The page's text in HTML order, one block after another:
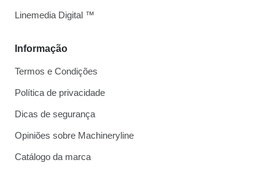
Informação
Termos e Condições
Política de privacidade
Dicas de segurança
Opiniões sobre Machineryline
Catálogo da marca
Linemedia Digital ™